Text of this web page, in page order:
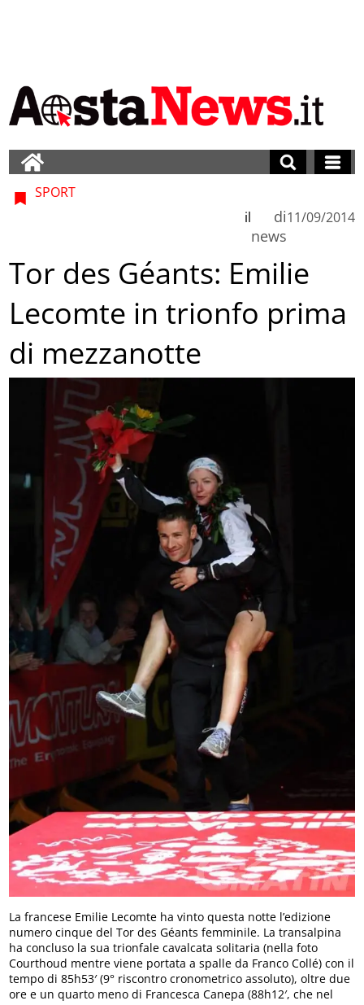
SPORT
di
news
il 11/09/2014
Tor des Géants: Emilie
Lecomte in trionfo prima
di mezzanotte
La francese Emilie Lecomte ha vinto questa notte l’edizione
numero cinque del Tor des Géants femminile. La transalpina
ha concluso la sua trionfale cavalcata solitaria (nella foto
Courthoud mentre viene portata a spalle da Franco Collé) con il
tempo di 85h53′ (9° riscontro cronometrico assoluto), oltre due
ore e un quarto meno di Francesca Canepa (88h12′, che nel